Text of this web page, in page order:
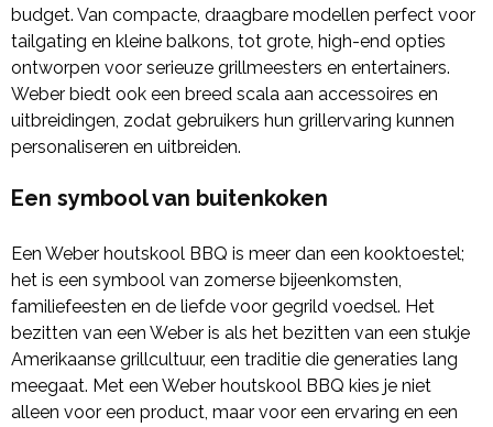
budget. Van compacte, draagbare modellen perfect voor
tailgating en kleine balkons, tot grote, high-end opties
ontworpen voor serieuze grillmeesters en entertainers.
Weber biedt ook een breed scala aan accessoires en
uitbreidingen, zodat gebruikers hun grillervaring kunnen
personaliseren en uitbreiden.
Een symbool van buitenkoken
Een Weber houtskool BBQ is meer dan een kooktoestel;
het is een symbool van zomerse bijeenkomsten,
familiefeesten en de liefde voor gegrild voedsel. Het
bezitten van een Weber is als het bezitten van een stukje
Amerikaanse grillcultuur, een traditie die generaties lang
meegaat. Met een Weber houtskool BBQ kies je niet
alleen voor een product, maar voor een ervaring en een